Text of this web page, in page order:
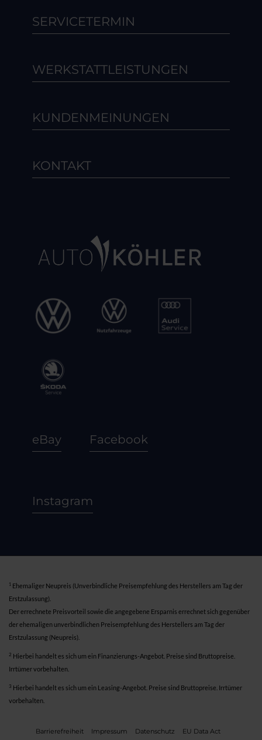
SERVICETERMIN
WERKSTATTLEISTUNGEN
KUNDENMEINUNGEN
KONTAKT
eBay Facebook
Instagram
1
Ehemaliger Neupreis (Unverbindliche Preisempfehlung des Herstellers am Tag der
Erstzulassung).
Der errechnete Preisvorteil sowie die angegebene Ersparnis errechnet sich gegenüber
der ehemaligen unverbindlichen Preisempfehlung des Herstellers am Tag der
Erstzulassung (Neupreis).
2 Hierbei handelt es sich um ein Finanzierungs-Angebot. Preise sind Bruttopreise.
Irrtümer vorbehalten.
3 Hierbei handelt es sich um ein Leasing-Angebot. Preise sind Bruttopreise. Irrtümer
vorbehalten.
Barrierefreiheit Impressum Datenschutz EU Data Act